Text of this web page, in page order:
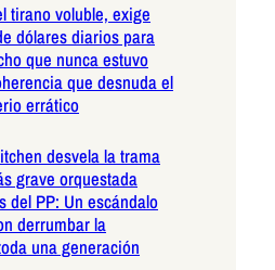
tirano voluble, exige
dólares diarios para
que nunca estuvo
que desnuda el
errático
desvela la trama
grave orquestada
del PP: Un escándalo
derrumbar la
una generación